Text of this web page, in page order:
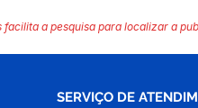
a pesquisa para localizar a
SERVIÇO DE